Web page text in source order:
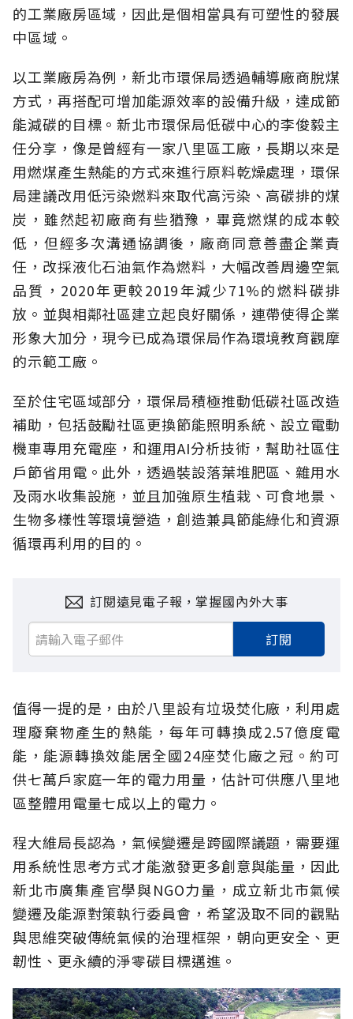
的工業廠房區域，因此是個相當具有可塑性的發展
中區域。
以工業廠房為例，新北市環保局透過輔導廠商脫煤
方式，再搭配可增加能源效率的設備升級，達成節
能減碳的目標。新北市環保局低碳中心的李俊毅主
任分享，像是曾經有一家八里區工廠，長期以來是
用燃煤產生熱能的方式來進行原料乾燥處理，環保
局建議改用低污染燃料來取代高污染、高碳排的煤
炭，雖然起初廠商有些猶豫，畢竟燃煤的成本較
低，但經多次溝通協調後，廠商同意善盡企業責
任，改採液化石油氣作為燃料，大幅改善周邊空氣
品質，2020年更較2019年減少71%的燃料碳排
放。並與相鄰社區建立起良好關係，連帶使得企業
形象大加分，現今已成為環保局作為環境教育觀摩
的示範工廠。
至於住宅區域部分，環保局積極推動低碳社區改造
補助，包括鼓勵社區更換節能照明系統、設立電動
機車專用充電座，和運用AI分析技術，幫助社區住
戶節省用電。此外，透過裝設落葉堆肥區、雜用水
及雨水收集設施，並且加強原生植栽、可食地景、
生物多樣性等環境營造，創造兼具節能綠化和資源
循環再利用的目的。
訂閱遠見電子報，掌握國內外大事
訂閱
值得一提的是，由於八里設有垃圾焚化廠，利用處
理廢棄物產生的熱能，每年可轉換成2.57億度電
能，能源轉換效能居全國24座焚化廠之冠。約可
供七萬戶家庭一年的電力用量，估計可供應八里地
區整體用電量七成以上的電力。
程大維局長認為，氣候變遷是跨國際議題，需要運
用系統性思考方式才能激發更多創意與能量，因此
新北市廣集產官學與NGO力量，成立新北市氣候
變遷及能源對策執行委員會，希望汲取不同的觀點
與思維突破傳統氣候的治理框架，朝向更安全、更
韌性、更永續的淨零碳目標邁進。